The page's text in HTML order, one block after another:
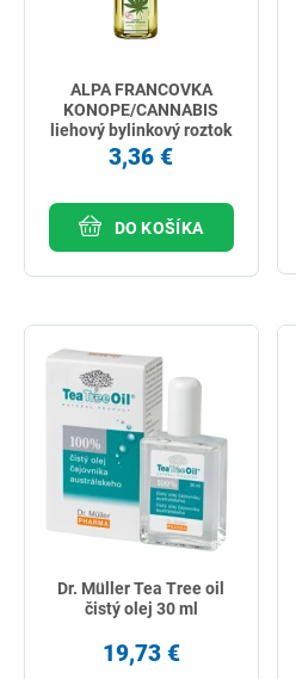
ALPA FRANCOVKA
KONOPE/CANNABIS
liehový bylinkový roztok
160 ml
3,36 €
DO KOŠÍKA
Dr. Müller Tea Tree oil
čistý olej 30 ml
19,73 €